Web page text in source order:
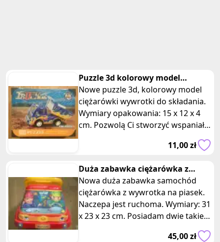
Puzzle 3d kolorowy model
ciężarówki wywrotki
Nowe puzzle 3d, kolorowy model
ciężarówki wywrotki do składania.
Wymiary opakowania: 15 x 12 x 4
cm. Pozwolą Ci stworzyć wspaniały i
11,00 zł
Duża zabawka ciężarówka z
wywrotka na piasek
Nowa duża zabawka samochód
ciężarówka z wywrotka na piasek.
Naczepa jest ruchoma. Wymiary: 31
x 23 x 23 cm. Posiadam dwie takie
45,00 zł